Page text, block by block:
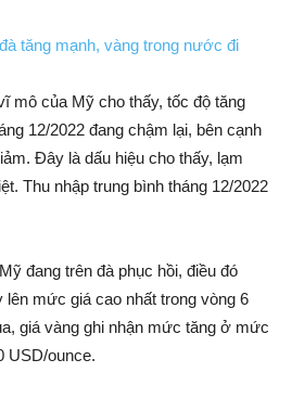
mô của Mỹ cho thấy, tốc độ tăng
12/2022 đang chậm lại, bên cạnh
Đây là dấu hiệu cho thấy, lạm
Thu nhập trung bình tháng 12/2022
đang trên đà phục hồi, điều đó
mức giá cao nhất trong vòng 6
giá vàng ghi nhận mức tăng ở mức
USD/ounce.